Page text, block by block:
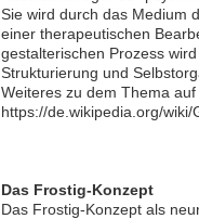
Sie wird durch das Medium
einer therapeutischen
gestalterischen Prozess
Strukturierung und
Weiteres zu dem Thema
https://de.wikipedia.org/
Das Frostig-Konzept
Das Frostig-Konzept als